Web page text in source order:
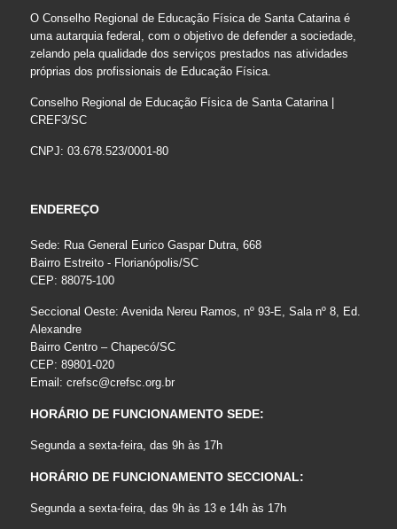
O Conselho Regional de Educação Física de Santa Catarina é
uma autarquia federal, com o objetivo de defender a sociedade,
zelando pela qualidade dos serviços prestados nas atividades
próprias dos profissionais de Educação Física.
Conselho Regional de Educação Física de Santa Catarina |
CREF3/SC
CNPJ: 03.678.523/0001-80
ENDEREÇO
Sede: Rua General Eurico Gaspar Dutra, 668
Bairro Estreito - Florianópolis/SC
CEP: 88075-100
Seccional Oeste: Avenida Nereu Ramos, nº 93-E, Sala nº 8, Ed.
Alexandre
Bairro Centro – Chapecó/SC
CEP: 89801-020
Email: crefsc@crefsc.org.br
HORÁRIO DE FUNCIONAMENTO SEDE:
Segunda a sexta-feira, das 9h às 17h
HORÁRIO DE FUNCIONAMENTO SECCIONAL:
Segunda a sexta-feira, das 9h às 13 e 14h às 17h